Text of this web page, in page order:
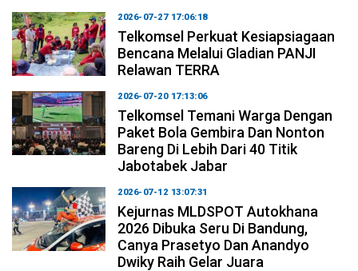
2026-07-27 17:06:18
Telkomsel Perkuat Kesiapsiagaan
Bencana Melalui Gladian PANJI
Relawan TERRA
2026-07-20 17:13:06
Telkomsel Temani Warga Dengan
Paket Bola Gembira Dan Nonton
Bareng Di Lebih Dari 40 Titik
Jabotabek Jabar
2026-07-12 13:07:31
Kejurnas MLDSPOT Autokhana
2026 Dibuka Seru Di Bandung,
Canya Prasetyo Dan Anandyo
Dwiky Raih Gelar Juara